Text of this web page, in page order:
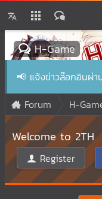
H-Game
📢 แจ้งข่าวล๊อกอินผ่า
Forum
H-
Welcome to 2TH
Register